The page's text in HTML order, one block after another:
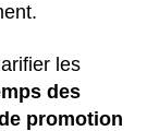
les
des
promotion